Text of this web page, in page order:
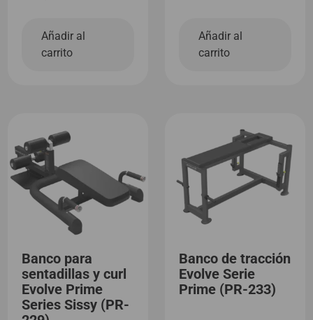
Añadir al
carrito
Añadir al
carrito
Banco para
sentadillas y curl
Evolve Prime
Series Sissy (PR-
Banco de tracción
Evolve Serie
Prime (PR-233)